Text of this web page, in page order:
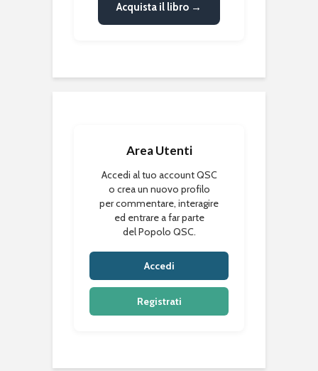
Acquista il libro →
Area Utenti
Accedi al tuo account QSC
o crea un nuovo profilo
per commentare, interagire
ed entrare a far parte
del Popolo QSC.
Accedi
Registrati